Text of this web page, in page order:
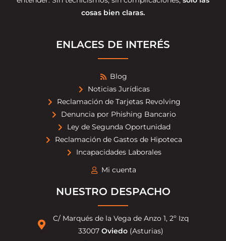
cosas bien claras.
ENLACES DE INTERÉS
Blog
Noticias Jurídicas
Reclamación de Tarjetas Revolving
Denuncia por Phishing Bancario
Ley de Segunda Oportunidad
Reclamación de Gastos de Hipoteca
Incapacidades Laborales
Mi cuenta
NUESTRO DESPACHO
C/ Marqués de la Vega de Anzo 1, 2º Izq
33007 Oviedo(Asturias)